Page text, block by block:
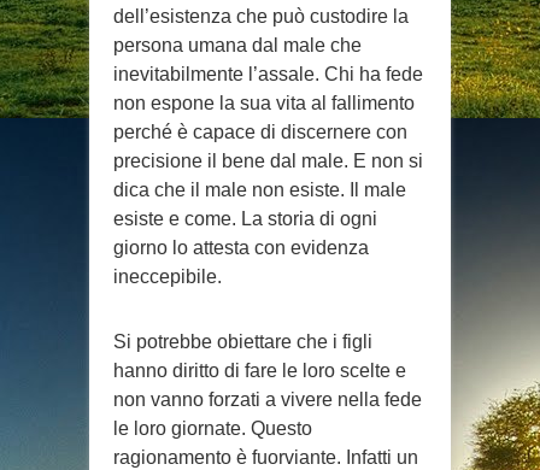
dell’esistenza che può custodire la
persona umana dal male che
inevitabilmente l’assale. Chi ha fede
non espone la sua vita al fallimento
perché è capace di discernere con
precisione il bene dal male. E non si
dica che il male non esiste. Il male
esiste e come. La storia di ogni
giorno lo attesta con evidenza
ineccepibile.
Si potrebbe obiettare che i figli
hanno diritto di fare le loro scelte e
non vanno forzati a vivere nella fede
le loro giornate. Questo
ragionamento è fuorviante. Infatti un